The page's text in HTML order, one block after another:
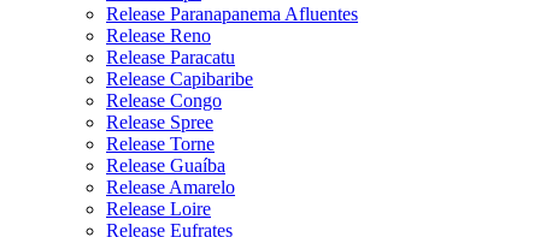
Release Paranapanema Afluentes
Release Reno
Release Paracatu
Release Capibaribe
Release Congo
Release Spree
Release Torne
Release Guaíba
Release Amarelo
Release Loire
Release Eufrates